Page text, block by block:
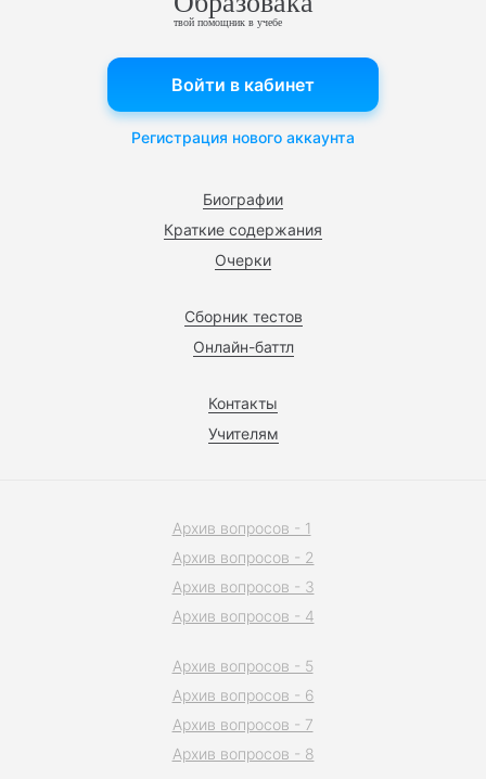
твой помощник в учебе
Биографии
Краткие содержания
Очерки
Сборник тестов
Онлайн-баттл
Контакты
Учителям
Войти в кабинет
Регистрация нового аккаунта
Архив вопросов - 1
Архив вопросов - 2
Архив вопросов - 3
Архив вопросов - 4
Архив вопросов - 5
Архив вопросов - 6
Архив вопросов - 7
Архив вопросов - 8